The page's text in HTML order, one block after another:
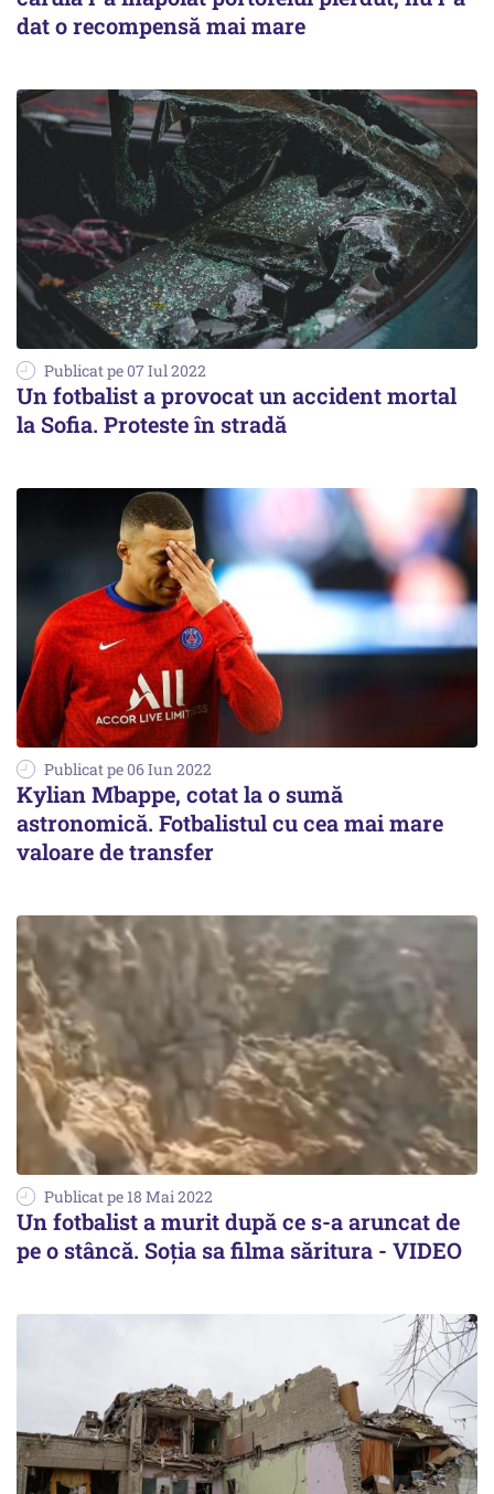
dat o recompensă mai mare
Publicat pe 07 Iul 2022
Un fotbalist a provocat un accident mortal
la Sofia. Proteste în stradă
Publicat pe 06 Iun 2022
Kylian Mbappe, cotat la o sumă
astronomică. Fotbalistul cu cea mai mare
valoare de transfer
Publicat pe 18 Mai 2022
Un fotbalist a murit după ce s-a aruncat de
pe o stâncă. Soția sa filma săritura - VIDEO